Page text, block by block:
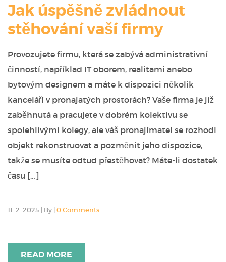
Jak úspěšně zvládnout
stěhování vaší firmy
Provozujete firmu, která se zabývá administrativní
činností, například IT oborem, realitami anebo
bytovým designem a máte k dispozici několik
kanceláří v pronajatých prostorách? Vaše firma je již
zaběhnutá a pracujete v dobrém kolektivu se
spolehlivými kolegy, ale váš pronajímatel se rozhodl
objekt rekonstruovat a pozměnit jeho dispozice,
takže se musíte odtud přestěhovat? Máte-li dostatek
času […]
11. 2. 2025 | By | 0 Comments
READ MORE